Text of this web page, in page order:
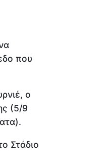
που
ο
(5/9
Στάδιο